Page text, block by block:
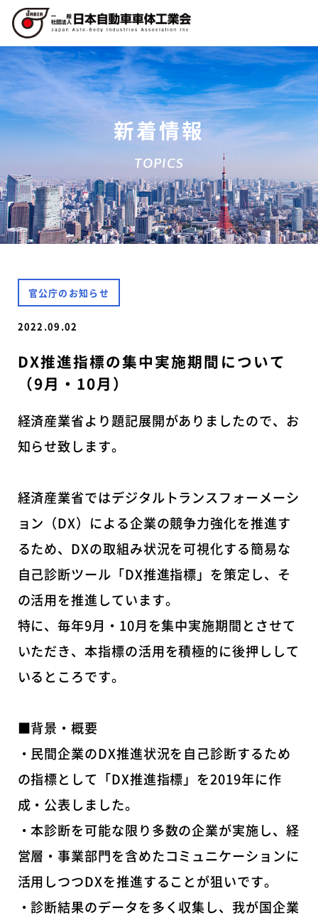
新着情報
TOPICS
官公庁のお知らせ
2022.09.02
DX推進指標の集中実施期間について
（9月・10月）
経済産業省より題記展開がありましたので、お
知らせ致します。
経済産業省ではデジタルトランスフォーメーシ
ョン（DX）による企業の競争力強化を推進す
るため、DXの取組み状況を可視化する簡易な
自己診断ツール「DX推進指標」を策定し、そ
の活用を推進しています。
特に、毎年9月・10月を集中実施期間とさせて
いただき、本指標の活用を積極的に後押しして
いるところです。
■背景・概要
・民間企業のDX推進状況を自己診断するため
の指標として「DX推進指標」を2019年に作
成・公表しました。
・本診断を可能な限り多数の企業が実施し、経
営層・事業部門を含めたコミュニケーションに
活用しつつDXを推進することが狙いです。
・診断結果のデータを多く収集し、我が国企業